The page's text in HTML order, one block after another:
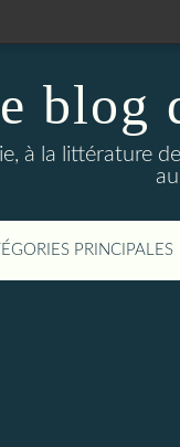
blog
à la littérature
PRINCIPALES